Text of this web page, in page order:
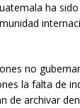
ha
no
la falta de
de archivar